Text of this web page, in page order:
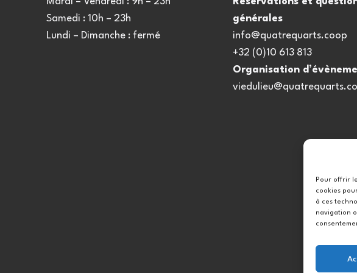
Pour offrir
cookies
à ces
navigation
Samedi : 10h – 23h
Lundi – Dimanche : fermé
générales
info@quatrequarts.coop
+32 (0)10 613 813
Organisation